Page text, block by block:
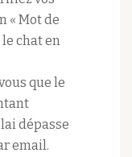
« Mot de
chat en
que le
dépasse
email.